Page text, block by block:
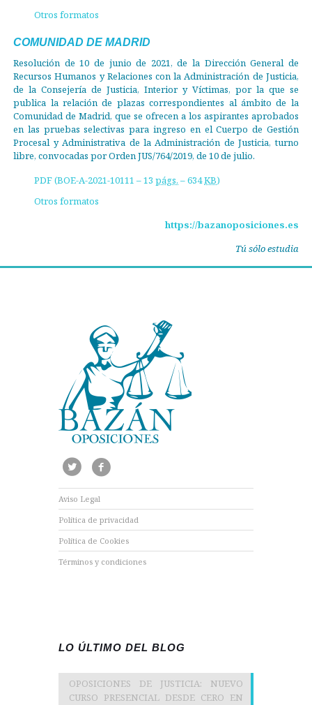
Otros formatos
COMUNIDAD DE MADRID
Resolución de 10 de junio de 2021, de la Dirección General de
Recursos Humanos y Relaciones con la Administración de Justicia,
de la Consejería de Justicia, Interior y Víctimas, por la que se
publica la relación de plazas correspondientes al ámbito de la
Comunidad de Madrid, que se ofrecen a los aspirantes aprobados
en las pruebas selectivas para ingreso en el Cuerpo de Gestión
Procesal y Administrativa de la Administración de Justicia, turno
libre, convocadas por Orden JUS/764/2019, de 10 de julio.
PDF (BOE-A-2021-10111 – 13págs. – 634KB)
Otros formatos
https://bazanoposiciones.es
Tú sólo estudia
Aviso Legal
Política de privacidad
Política de Cookies
Términos y condiciones
LO ÚLTIMO DEL BLOG
OPOSICIONES DE JUSTICIA: NUEVO
CURSO PRESENCIAL DESDE CERO EN